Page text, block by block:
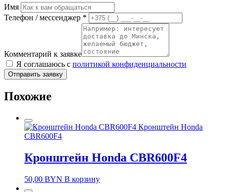
Имя
Телефон / мессенджер *
Комментарий к заявке
Я соглашаюсь с политикой конфиденциальности
Отправить заявку
Похожие
Кронштейн Honda
CBR600F4
Кронштейн Honda CBR600F4
50,00 BYN В корзину